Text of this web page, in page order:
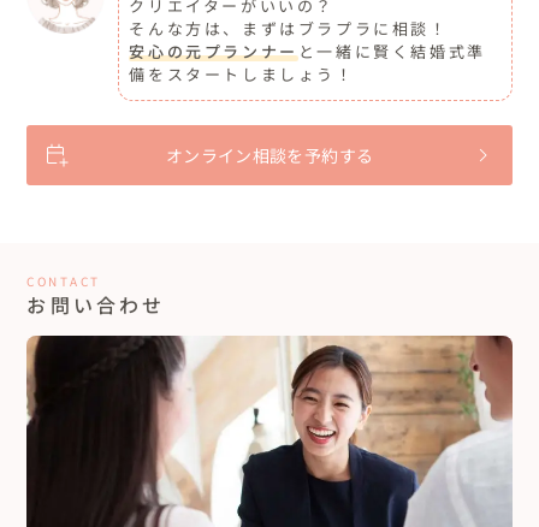
クリエイターがいいの？
そんな方は、まずはブラプラに相談！
安心の元プランナーと一緒に賢く結婚式準
備をスタートしましょう！
オンライン相談を予約する
CONTACT
お問い合わせ